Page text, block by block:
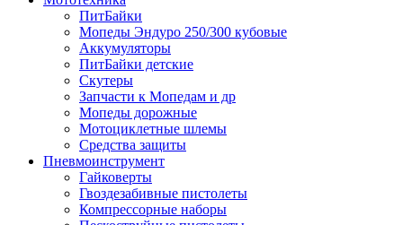
ПитБайки
Мопеды Эндуро 250/300 кубовые
Аккумуляторы
ПитБайки детские
Скутеры
Запчасти к Мопедам и др
Мопеды дорожные
Мотоциклетные шлемы
Средства защиты
Пневмоинструмент
Гайковерты
Гвоздезабивные пистолеты
Компрессорные наборы